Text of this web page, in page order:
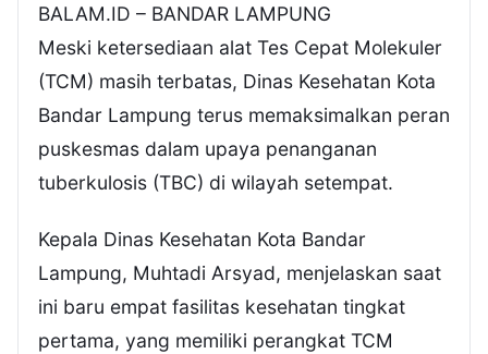
BALAM.ID – BANDAR LAMPUNG
Meski ketersediaan alat Tes Cepat Molekuler
(TCM) masih terbatas, Dinas Kesehatan Kota
Bandar Lampung terus memaksimalkan peran
puskesmas dalam upaya penanganan
tuberkulosis (TBC) di wilayah setempat.
Kepala Dinas Kesehatan Kota Bandar
Lampung, Muhtadi Arsyad, menjelaskan saat
ini baru empat fasilitas kesehatan tingkat
pertama, yang memiliki perangkat TCM